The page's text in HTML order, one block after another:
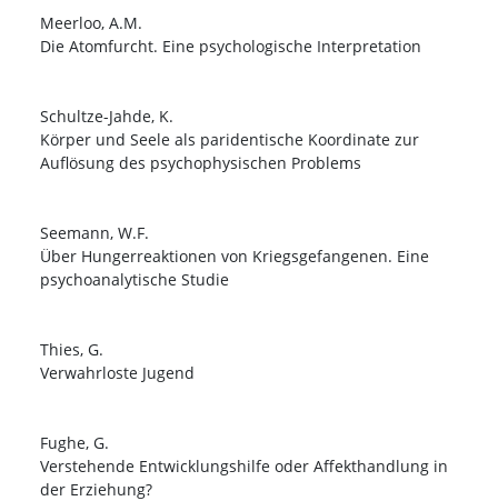
Meerloo, A.M.
Die Atomfurcht. Eine psychologische Interpretation
Schultze-Jahde, K.
Körper und Seele als paridentische Koordinate zur
Auflösung des psychophysischen Problems
Seemann, W.F.
Über Hungerreaktionen von Kriegsgefangenen. Eine
psychoanalytische Studie
Thies, G.
Verwahrloste Jugend
Fughe, G.
Verstehende Entwicklungshilfe oder Affekthandlung in
der Erziehung?